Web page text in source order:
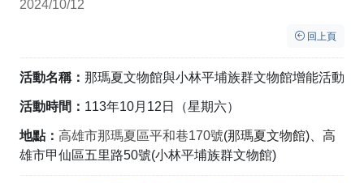
2024/10/12
回上頁
活動名稱： 那瑪夏文物館與小林平埔族群文物館增能活動
活動時間： 113年10月12日（星期六）
地點： 高雄市那瑪夏區平和巷170號(那瑪夏文物館)、高
雄市甲仙區五里路50號(小林平埔族群文物館)